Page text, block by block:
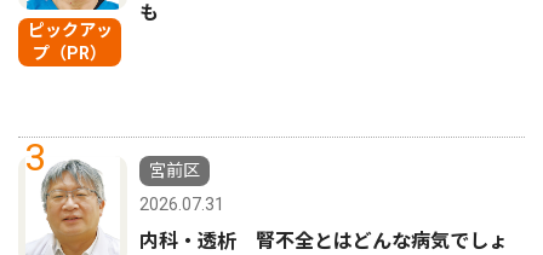
ピックアッ
プ（PR）
も
3
宮前区
2026.07.31
内科・透析 腎不全とはどんな病気でしょ